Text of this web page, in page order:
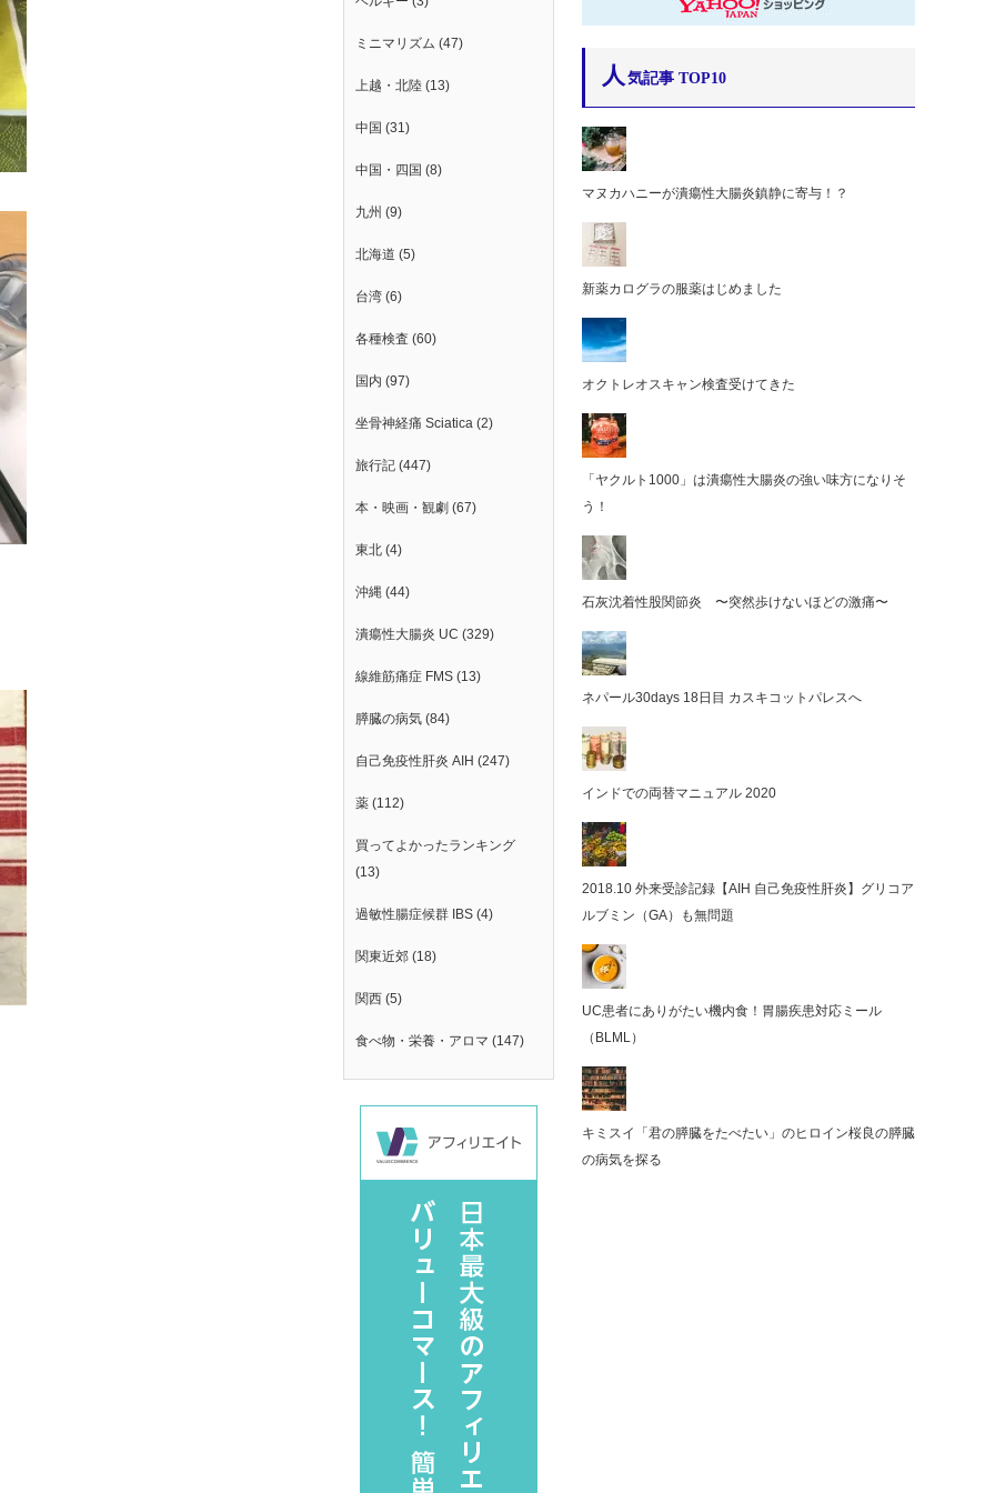
ミニマリズム (47)
上越・北陸 (13)
中国 (31)
中国・四国 (8)
九州 (9)
北海道 (5)
台湾 (6)
各種検査 (60)
国内 (97)
坐骨神経痛 Sciatica (2)
旅行記 (447)
本・映画・観劇 (67)
東北 (4)
沖縄 (44)
潰瘍性大腸炎 UC (329)
線維筋痛症 FMS (13)
膵臓の病気 (84)
自己免疫性肝炎 AIH (247)
薬 (112)
買ってよかったランキング
(13)
過敏性腸症候群 IBS (4)
関東近郊 (18)
関西 (5)
食べ物・栄養・アロマ (147)
人 気記事 TOP10
マヌカハニーが潰瘍性大腸炎鎮静に寄与！？
新薬カログラの服薬はじめました
オクトレオスキャン検査受けてきた
「ヤクルト1000」は潰瘍性大腸炎の強い味方になりそ
う！
石灰沈着性股関節炎 〜突然歩けないほどの激痛〜
ネパール30days 18日目 カスキコットパレスへ
インドでの両替マニュアル 2020
2018.10 外来受診記録【AIH 自己免疫性肝炎】グリコア
ルブミン（GA）も無問題
UC患者にありがたい機内食！胃腸疾患対応ミール
（BLML）
キミスイ「君の膵臓をたべたい」のヒロイン桜良の膵臓
の病気を探る